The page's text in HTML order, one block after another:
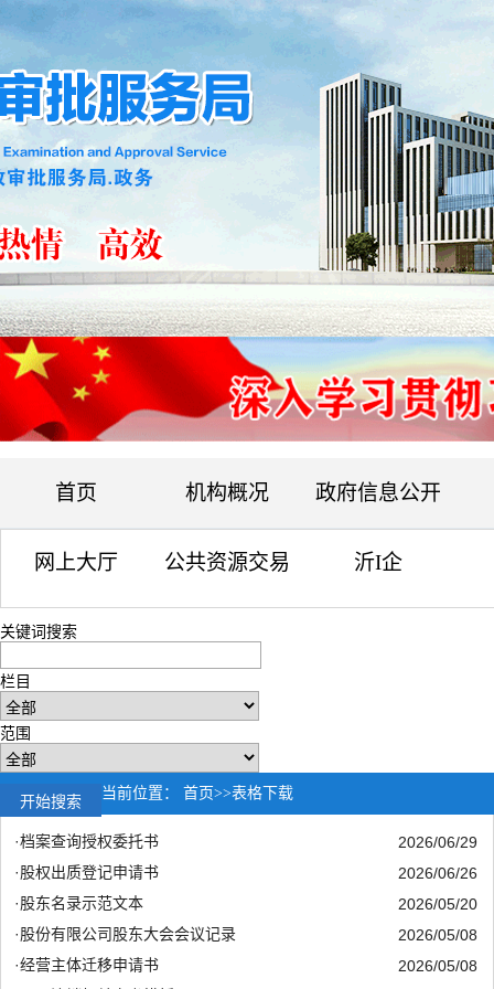
首页 机构概况 政府信息公开
网上大厅 公共资源交易 沂I企
关键词搜索
栏目
范围
当前位置： 首页>>表格下载
·档案查询授权委托书
2026/06/29
· 股权出质登记申请书
2026/06/26
· 股东名录示范文本
2026/05/20
· 股份有限公司股东大会会议记录
2026/05/08
·经营主体迁移申请书
2026/05/08